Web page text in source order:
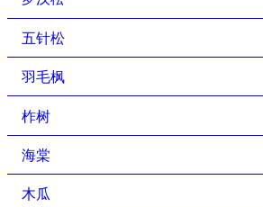
五针松
羽毛枫
柞树
海棠
木瓜